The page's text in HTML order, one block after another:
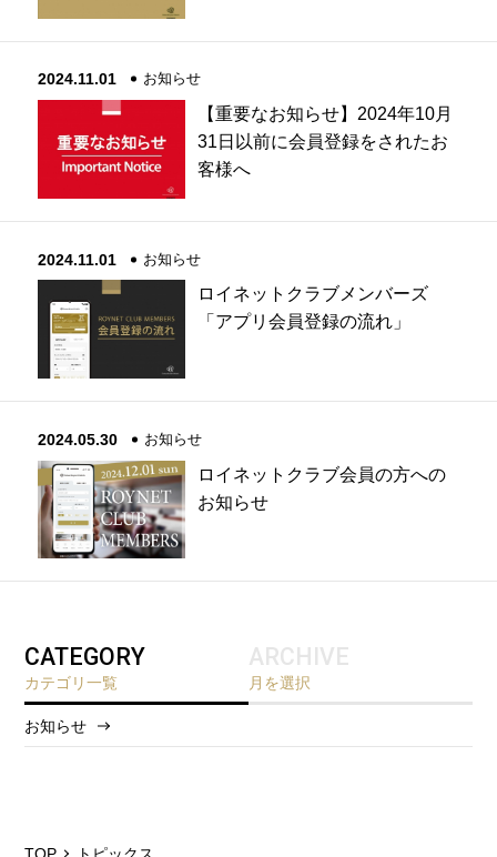
2024.11.01 お知らせ
【重要なお知らせ】2024年10月
31日以前に会員登録をされたお
客様へ
2024.11.01 お知らせ
ロイネットクラブメンバーズ
「アプリ会員登録の流れ」
2024.05.30 お知らせ
ロイネットクラブ会員の方への
お知らせ
CATEGORY
カテゴリ一覧
お知らせ
ARCHIVE
月を選択
2025/12